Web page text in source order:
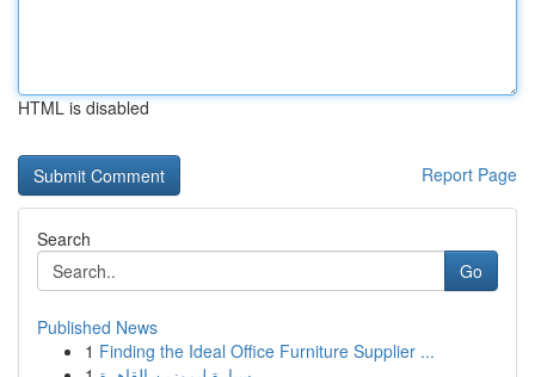
HTML is disabled
Report Page
Search
Go
Published News
1 Finding the Ideal Office Furniture Supplier ...